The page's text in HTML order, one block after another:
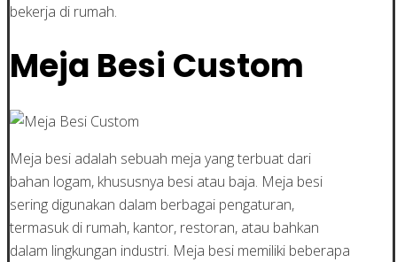
bekerja di rumah.
Meja Besi Custom
Meja besi adalah sebuah meja yang terbuat dari
bahan logam, khususnya besi atau baja. Meja besi
sering digunakan dalam berbagai pengaturan,
termasuk di rumah, kantor, restoran, atau bahkan
dalam lingkungan industri. Meja besi memiliki beberapa